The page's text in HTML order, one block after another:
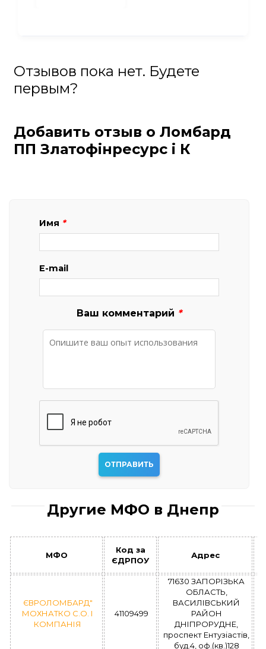
Отзывов пока нет. Будете
первым?
Добавить отзыв о Ломбард
ПП Златофінресурс і К
Имя *
E-mail
Ваш комментарий *
Другие МФО в Днепр
МФО
Код за
ЄДРПОУ
Адрес
ЄВРОЛОМБАРД"
МОХНАТКО С.О. І
КОМПАНІЯ
41109499
71630 ЗАПОРІЗЬКА
ОБЛАСТЬ,
ВАСИЛІВСЬКИЙ
РАЙОН
ДНІПРОРУДНЕ,
проспект Ентузіастів,
буд.4, оф.(кв.)128